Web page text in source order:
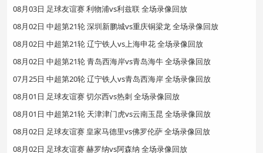
08月03日 足球友谊赛 利物浦vs利兹联 全场录像回放
08月02日 中超第21轮 深圳新鹏城vs重庆铜梁龙 全场录像回放
08月02日 中超第21轮 辽宁铁人vs上海申花 全场录像回放
08月02日 中超第21轮 青岛西海岸vs青岛海牛 全场录像回放
07月25日 中超第20轮 辽宁铁人vs青岛西海岸 全场录像回放
08月01日 足球友谊赛 切尔西vs热刺 全场录像回放
08月01日 中超第21轮 天津津门虎vs云南玉昆 全场录像回放
08月02日 足球友谊赛 皇家马德里vs佛罗伦萨 全场录像回放
08月02日 足球友谊赛 赫罗纳vs阿森纳 全场录像回放